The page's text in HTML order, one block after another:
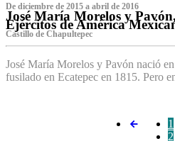
De diciembre de 2015 a abril de 2016
José María Morelos y
Ejércitos de América
C‌astillo de Chapultepec
José María Morelos y Pavón nació
fusilado en Ecatepec en 1815. Pero
1
2